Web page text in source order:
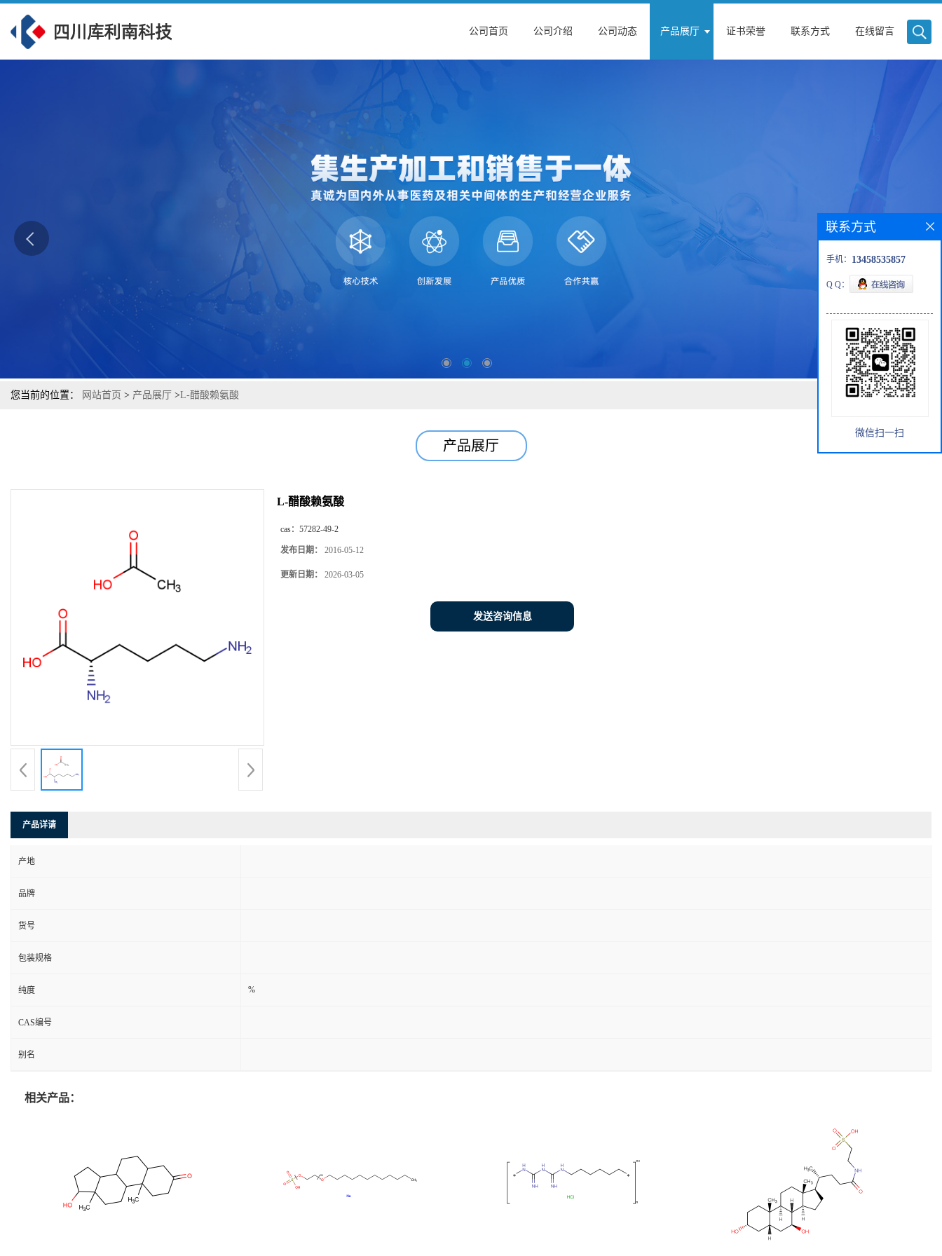
公司首页 公司介绍 公司动态 产品展厅 证书荣誉 联系方式 在线留言
您当前的位置： 网站首页 > 产品展厅 >L-醋酸赖氨酸
产品展厅
L-醋酸赖氨酸
cas： 57282-49-2
发布日期： 2016-05-12
更新日期： 2026-03-05
发送咨询信息
产品详请
产地
品牌
货号
包装规格
纯度 %
CAS编号
别名
相关产品：
联系方式
手机： 13458535857
Q Q：
微信扫一扫